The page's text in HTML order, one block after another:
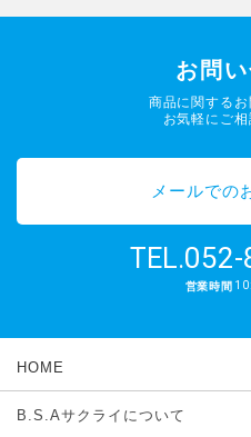
お問
商品に関する
お気軽にご相
メールでの
TEL.052-
営業時間
HOME
B.S.Aサクライについて